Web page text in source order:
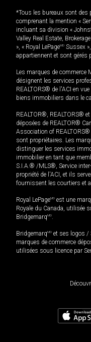
*Tous les bureaux sont des
comprenant la mention «
incluant sa division «
Valley Real Estate,
», « Royal LePageMD Sussex
appartiennent et sont gérés
Les marques de
désignent les services
REALTORS® de l'ACI en
biens immobiliers dans le
REALTOR®, REALTORS®
déposées de REALTOR®
Association of
sont propriétaires. Les
distinguer les services
immobilier en tant que
S.I.A.® /MLS®, Service
propriété de l'ACI, et ils
fournissent les courtiers et
Royal LePageMD est une
Royale du Canada, utilisée
BridgemarqMD
BridgemarqMD et ses logos /
marques de commerce
utilisées sous licence par